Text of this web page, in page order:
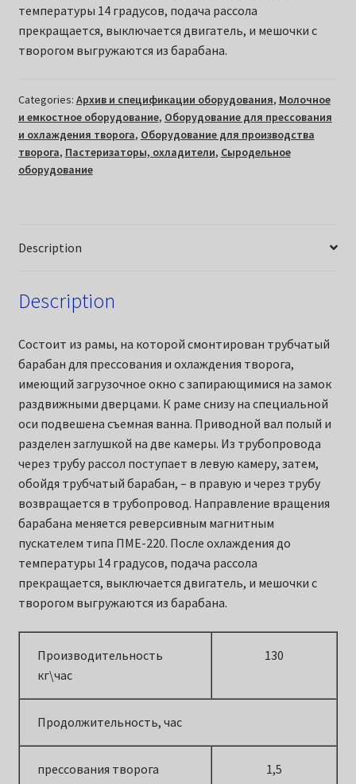
температуры 14 градусов, подача рассола
прекращается, выключается двигатель, и мешочки с
творогом выгружаются из барабана.
Categories: Архив и спецификации оборудования, Молочное
и емкостное оборудование, Оборудование для прессования
и охлаждения творога, Оборудование для производства
творога, Пастеризаторы, охладители, Сыродельное
оборудование
Description
Description
Состоит из рамы, на которой смонтирован трубчатый
барабан для прессования и охлаждения творога,
имеющий загрузочное окно с запирающимися на замок
раздвижными дверцами. К раме снизу на специальной
оси подвешена съемная ванна. Приводной вал полый и
разделен заглушкой на две камеры. Из трубопровода
через трубу рассол поступает в левую камеру, затем,
обойдя трубчатый барабан, – в правую и через трубу
возвращается в трубопровод. Направление вращения
барабана меняется реверсивным магнитным
пускателем типа ПМЕ-220. После охлаждения до
температуры 14 градусов, подача рассола
прекращается, выключается двигатель, и мешочки с
творогом выгружаются из барабана.
Производительность
кг\час
130
Продолжительность, час
прессования творога 1,5